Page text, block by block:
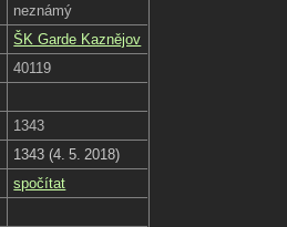
neznámý
ŠK Garde Kaznějov
40119
1343
1343 (4. 5. 2018)
spočítat